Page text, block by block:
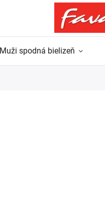
Muži spodná bielizeň